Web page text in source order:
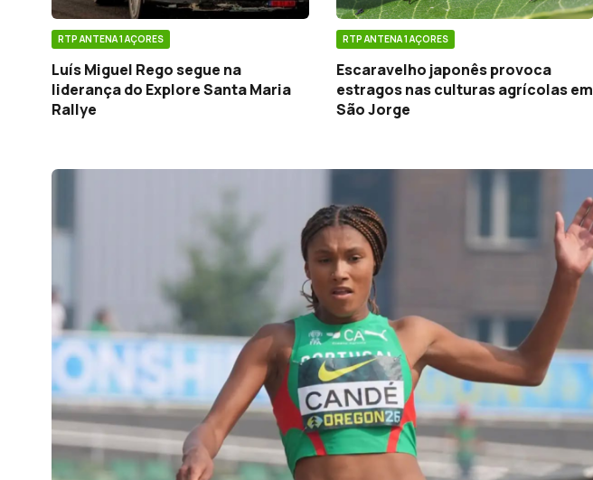
RTP ANTENA 1 AÇORES
Luís Miguel Rego segue na
liderança do Explore Santa Maria
Rallye
RTP ANTENA 1 AÇORES
Escaravelho japonês provoca
estragos nas culturas agrícolas em
São Jorge